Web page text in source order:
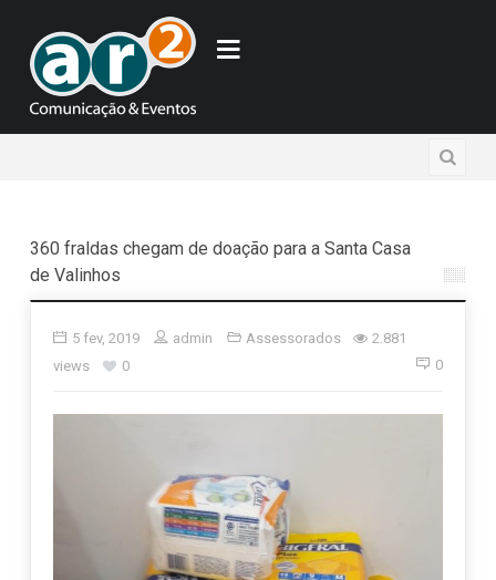
360 fraldas chegam de doação para a Santa Casa
de Valinhos
5 fev, 2019 admin Assessorados
2.881
views
0 0